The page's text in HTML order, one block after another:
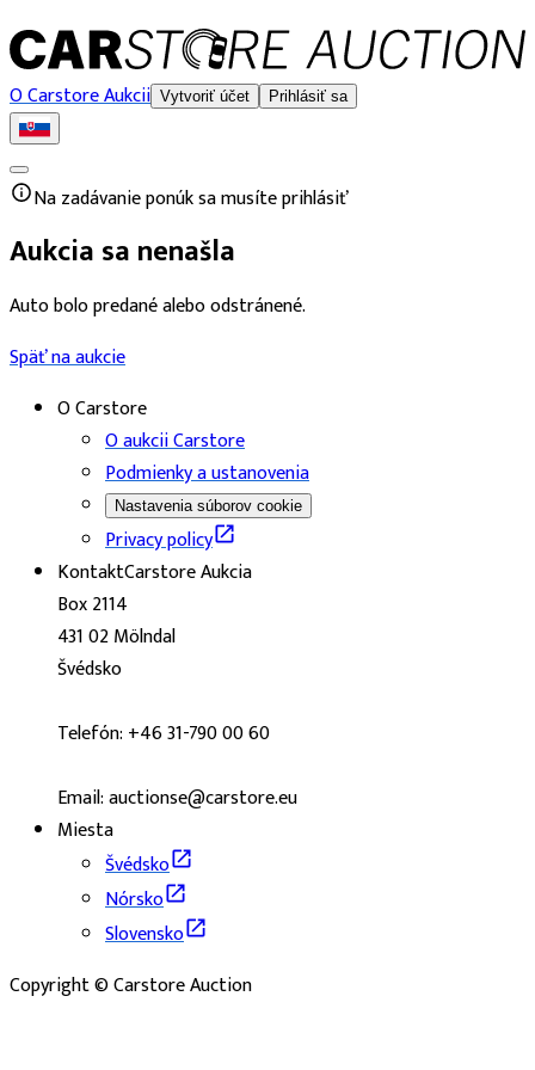
O Carstore Aukcii Vytvoriť účet Prihlásiť sa
Na zadávanie ponúk sa musíte prihlásiť
Aukcia sa nenašla
Auto bolo predané alebo odstránené.
Späť na aukcie
O Carstore
O aukcii Carstore
Podmienky a ustanovenia
Nastavenia súborov cookie
Privacy policy
KontaktCarstore Aukcia
Box 2114
431 02 Mölndal
Švédsko
Telefón: +46 31-790 00 60
Email: auctionse@carstore.eu
Miesta
Švédsko
Nórsko
Slovensko
Copyright © Carstore Auction